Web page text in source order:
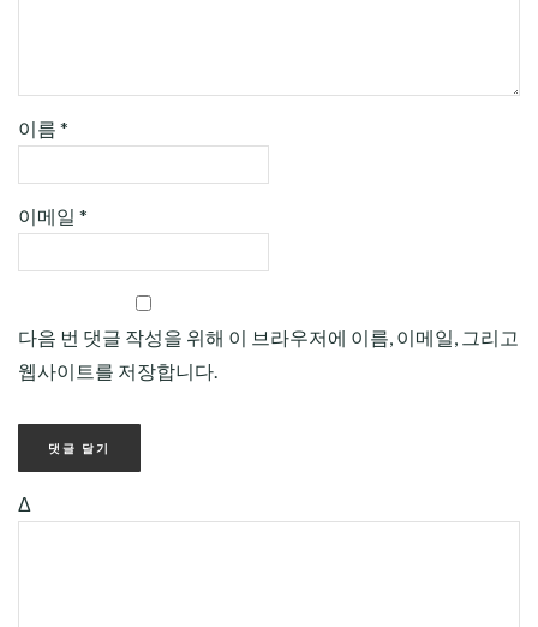
이름 *
이메일 *
다음 번 댓글 작성을 위해 이 브라우저에 이름, 이메일, 그리고
웹사이트를 저장합니다.
Δ